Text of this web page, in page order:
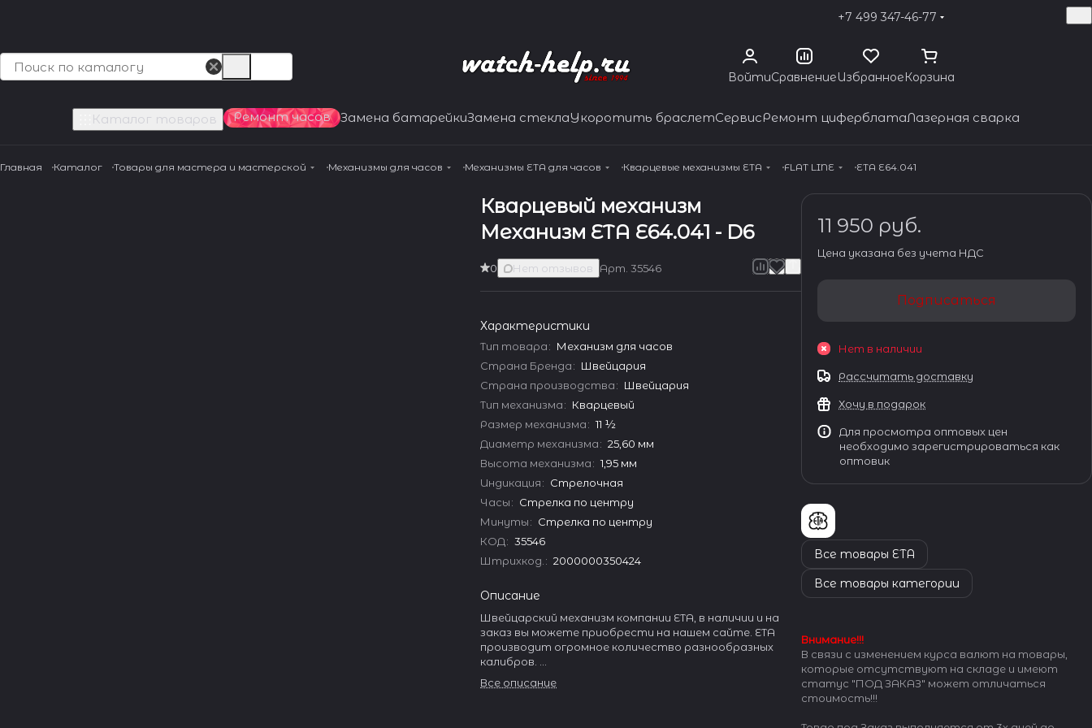
+7 499 347-46-77
ВойтиСравнениеИзбранноеКорзина
Каталог товаров Ремонт часов Замена батарейкиЗамена стеклаУкоротить браслетСервисРемонт циферблатаЛазерная сварка
Главная Каталог Товары для мастера и мастерской Механизмы для часов Механизмы ETA для часов Кварцевые механизмы ETA FLAT LINE ETA E64.041
Кварцевый механизм
Механизм ETA E64.041 - D6
0 Нет отзывов Арт.35546
Характеристики
Тип товара: Механизм для часов
Страна Бренда: Швейцария
Страна производства: Швейцария
Тип механизма: Кварцевый
Размер механизма: 11 ½
Диаметр механизма: 25,60 мм
Высота механизма: 1,95 мм
Индикация: Стрелочная
Часы: Стрелка по центру
Минуты: Стрелка по центру
КОД: 35546
Штрихкод. : 2000000350424
Описание
Швейцарский механизм компании ETA, в наличии и на
заказ вы можете приобрести на нашем сайте. ETA
производит огромное количество разнообразных
калибров.
Она занимает более 50% в производстве механизмов
Все описание
11 950 руб.
Цена указана без учета НДС
Подписаться
Нет в наличии
Рассчитать доставку
Хочу в подарок
Для просмотра оптовых цен
необходимо зарегистрироваться как
оптовик
Все товары ETA
Все товары категории
Внимание!!!
В связи с изменением курса валют на товары,
которые отсутствуют на складе и имеют
статус "ПОД ЗАКАЗ" может отличаться
стоимость!!!